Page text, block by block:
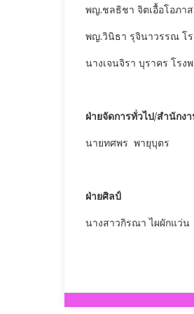
พญ.ชลธิชา จิตเอื้อโอภา
พญ.วินิธา รุจินาวรรณ โ
นางเจนจิรา บุราคร โรง
ฝ่ายจัดการทั่วไป/สำนักง
นายทศพร พายุบุตร
ฝ่ายศิลป์
นางสาวกิรณา ไผผักแ